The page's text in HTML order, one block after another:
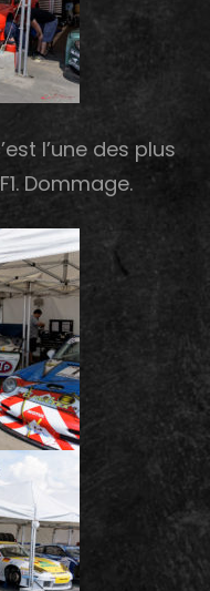
l’une des plus
Dommage.